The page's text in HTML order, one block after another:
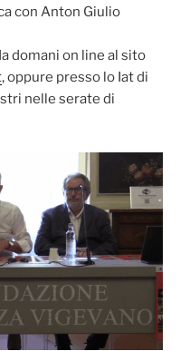
con Anton Giulio
domani on line al sito
, oppure presso lo Iat di
nelle serate di